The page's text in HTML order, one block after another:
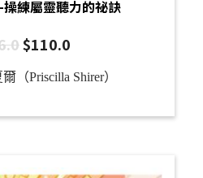
練屬靈聽力的祕訣
$110.0
（Priscilla Shirer）